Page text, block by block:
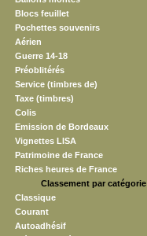
Blocs feuillet
Pochettes souvenirs
Aérien
Guerre 14-18
Préoblitérés
Service (timbres de)
Taxe (timbres)
Colis
Emission de Bordeaux
Vignettes LISA
Patrimoine de France
Riches heures de France
Classement par catégorie
Classique
Courant
Autoadhésif